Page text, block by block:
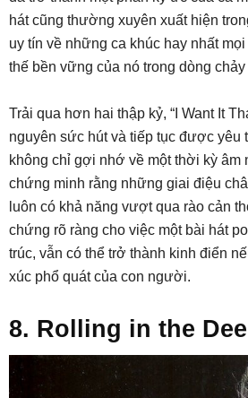
hát cũng thường xuyên xuất hiện
uy tín về những ca khúc hay nhất
thế bền vững của nó trong dòng chảy
Trải qua hơn hai thập kỷ, “I Want It
nguyên sức hút và tiếp tục được yêu
không chỉ gợi nhớ về một thời kỳ âm
chứng minh rằng những giai điệu
luôn có khả năng vượt qua rào cản
chứng rõ ràng cho việc một bài hát
trúc, vẫn có thể trở thành kinh điển
xúc phổ quát của con người.
8. Rolling in the